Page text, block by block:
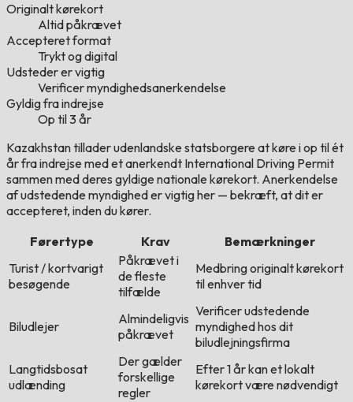
Originalt kørekort
Altid påkrævet
Accepteret format
Trykt og digital
Udsteder er vigtig
Verificer myndighedsanerkendelse
Gyldig fra indrejse
Op til 3 år
Kazakhstan tillader udenlandske statsborgere at køre i op til ét
år fra indrejse med et anerkendt International Driving Permit
sammen med deres gyldige nationale kørekort. Anerkendelse
af udstedende myndighed er vigtig her — bekræft, at dit er
accepteret, inden du kører.
Førertype
Krav
Bemærkninger
Turist / kortvarigt
besøgende
Påkrævet i
de fleste
tilfælde
Medbring originalt kørekort
til enhver tid
Biludlejer
Almindeligvis
påkrævet
Verificer udstedende
myndighed hos dit
biludlejningsfirma
Langtidsbosat
udlænding
Der gælder
forskellige
regler
Efter 1 år kan et lokalt
kørekort være nødvendigt